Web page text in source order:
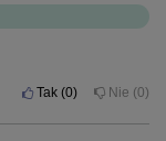
Tak 0 Nie 0